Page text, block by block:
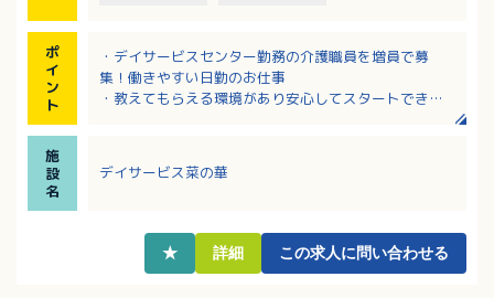
ポ
イ
ン
ト
・デイサービスセンター勤務の介護職員を増員で募
集！働きやすい日勤のお仕事
・教えてもらえる環境があり安心してスタートできま
通費の上限が45,000円なので遠方からの車通勤も相談
可能！
・福利厚生や働く環境や制度の充実など、働きやすさ
を大事にしています！
施
設
名
デイサービス菜の華
★ 詳細 この求人に問い合わせる